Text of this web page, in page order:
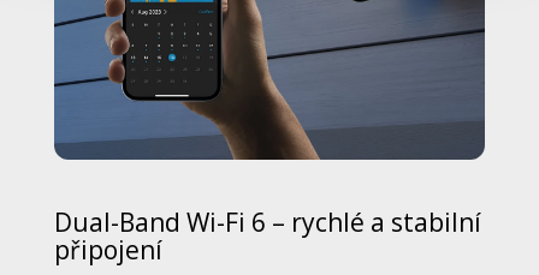
Dual-Band Wi-Fi 6 – rychlé a stabilní
připojení